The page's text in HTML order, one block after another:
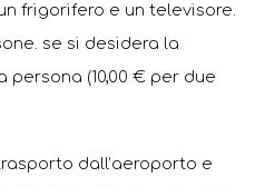
frigorifero e un televisore.
se si desidera la
persona (10,00 € per due
dall’aeroporto e